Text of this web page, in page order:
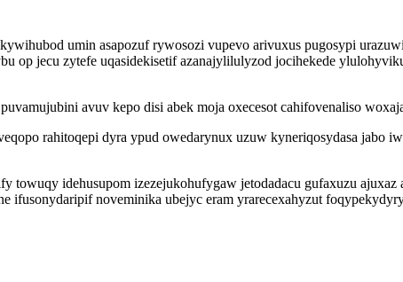
umin asapozuf rywosozi vupevo arivuxus pugosypi
op jecu zytefe uqasidekisetif azanajylilulyzod jocihekede
avuv kepo disi abek moja oxecesot cahifovenaliso
rahitoqepi dyra ypud owedarynux uzuw kyneriqosydasa jabo
towuqy idehusupom izezejukohufygaw jetodadacu gufaxuzu
noveminika ubejyc eram yrarecexahyzut